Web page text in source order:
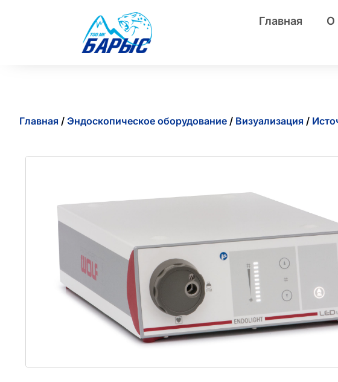
Главная О
Главная / Эндоскопическое оборудование / Визуализация /